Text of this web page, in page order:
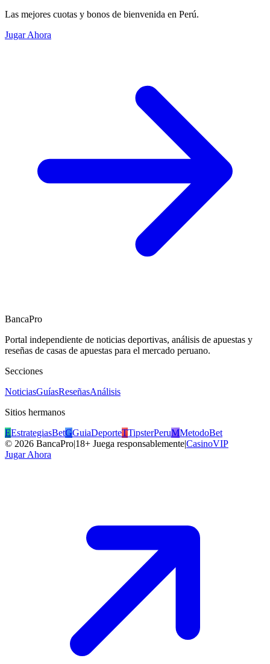
Las mejores cuotas y bonos de bienvenida en Perú.
Jugar Ahora
BancaPro
Portal independiente de noticias deportivas, análisis de apuestas y
reseñas de casas de apuestas para el mercado peruano.
Secciones
NoticiasGuíasReseñasAnálisis
Sitios hermanos
EEstrategiasBetGGuiaDeporteTTipsterPeruMMetodoBet
© 2026 BancaPro|18+ Juega responsablemente|CasinoVIP
Jugar Ahora